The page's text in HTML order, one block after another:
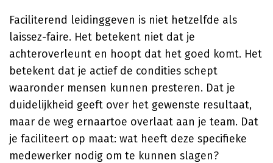
Faciliterend leidinggeven is niet hetzelfde als
laissez-faire. Het betekent niet dat je
achteroverleunt en hoopt dat het goed komt. Het
betekent dat je actief de condities schept
waaronder mensen kunnen presteren. Dat je
duidelijkheid geeft over het gewenste resultaat,
maar de weg ernaartoe overlaat aan je team. Dat
je faciliteert op maat: wat heeft deze specifieke
medewerker nodig om te kunnen slagen?